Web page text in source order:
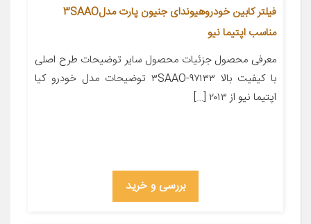
فیلتر کابین خودروهیوندای جنیون پارت مدل3SAAO
مناسب اپتیما نیو
معرفی محصول جزئیات محصول سایر توضیحات طرح اصلی
با کیفیت بالا ۹۷۱۳۳-۳SAAO توضیحات مدل خودرو کیا
اپتیما نیو از ۲۰۱۳ […]
بررسی و خرید